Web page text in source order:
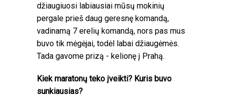
džiaugiuosi labiausiai mūsų mokinių
pergale prieš daug geresnę komandą,
vadinamą 7 erelių komandą, nors pas mus
buvo tik mėgėjai, todėl labai džiaugėmės.
Tada gavome prizą - kelionę į Prahą.
Kiek maratonų teko įveikti? Kuris buvo
sunkiausias?